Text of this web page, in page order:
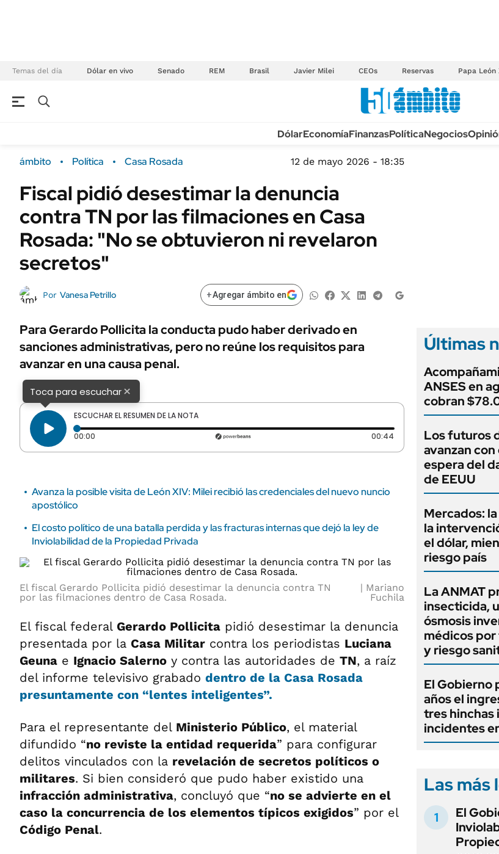
Temas del día Dólar en vivo Senado REM Brasil Javier Milei CEOs Reservas Papa León
Campo
FINANZAS
Dólar
MEDIAKIT AMBITO DEBATE
Sustentabilidad
Seguros
POLÍTICA
Municipios
TECNOLOGÍA
MÉXICO
MUNDO
INFORMACIÓN GENERAL
ESPECTÁCULOS
AUTOS
DólarEconomíaFinanzasPolíticaNegocios
ámbito Política Casa Rosada 12 de mayo 2026 - 18:35
Fiscal pidió desestimar la denuncia
contra TN por las filmaciones en Casa
Rosada: "No se obtuvieron ni revelaron
secretos"
Por Vanesa Petrillo +Agregar ámbito en
Para Gerardo Pollicita la conducta pudo haber derivado en
sanciones administrativas, pero no reúne los requisitos para
avanzar en una causa penal.
Toca para escuchar×
ESCUCHAR EL RESUMEN DE LA NOTA
00:00 Tiempo transcurrido: 0 segundos 00:44 Duración: 44 segundos
Avanza la posible visita de León XIV: Milei recibió las credenciales del nuevo nuncio
apostólico
El costo político de una batalla perdida y las fracturas internas que dejó la ley de
Inviolabilidad de la Propiedad Privada
El fiscal Gerardo Pollicita pidió desestimar la denuncia contra TN
por las filmaciones dentro de Casa Rosada.
Mariano
Fuchila
El fiscal federal Gerardo Pollicita pidió desestimar la denuncia
presentada por la Casa Militar contra los periodistas Luciana
Geuna e Ignacio Salerno y contra las autoridades de TN, a raíz
del informe televisivo grabado dentro de la Casa Rosada
presuntamente con “lentes inteligentes”.
Para el representante del Ministerio Público, el material
difundido “no reviste la entidad requerida” para configurar
delitos vinculados con la revelación de secretos políticos o
militares. Si bien consideró que pudo haber existido una
infracción administrativa, concluyó que “no se advierte en el
caso la concurrencia de los elementos típicos exigidos” por el
Código Penal.
Últimas
ANSES en
cobran
Los futuros
avanzan con
espera del
de EEUU
Mercados:
la
el dólar,
riesgo país
La ANMAT
insecticida,
ósmosis
médicos
y riesgo
El Gobierno
años el
tres hinchas
incidentes
Las más
El